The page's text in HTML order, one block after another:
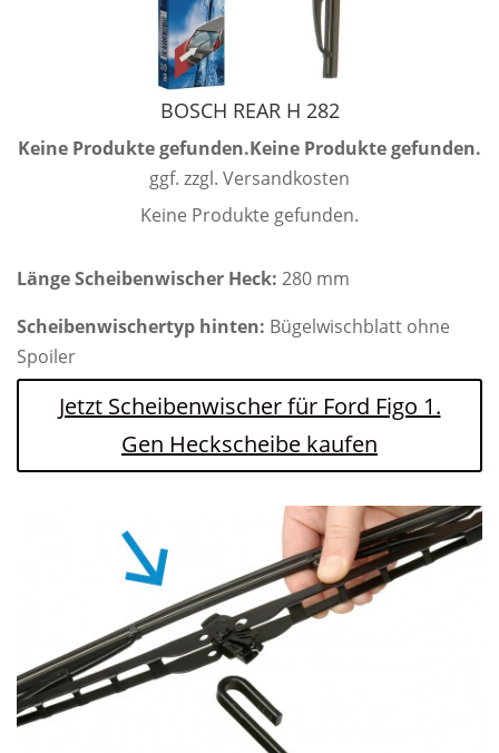
BOSCH REAR H 282
Keine Produkte gefunden.Keine Produkte gefunden.
ggf. zzgl. Versandkosten
Keine Produkte gefunden.
Länge Scheibenwischer Heck: 280 mm
Scheibenwischertyp hinten: Bügelwischblatt ohne
Spoiler
Jetzt Scheibenwischer für Ford Figo 1.
Gen Heckscheibe kaufen